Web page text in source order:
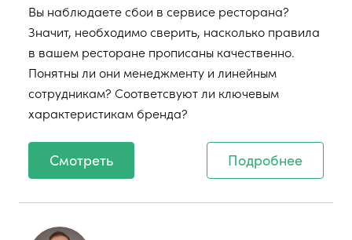
Вы наблюдаете сбои в сервисе ресторана?
Значит, необходимо сверить, насколько правила
в вашем ресторане прописаны качественно.
Понятны ли они менеджменту и линейным
сотрудникам? Соответсвуют ли ключевым
характеристикам бренда?
Смотреть Подробнее